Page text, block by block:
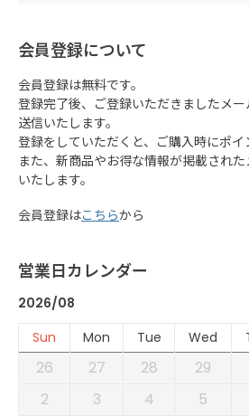
会員登録について
会員登録は無料です。
登録完了後、ご登録いただきましたメ
送信いたします。
登録をしていただくと、ご購入時にポイ
また、新商品やお得な情報が掲載され
いたします。
会員登録はこちらから
営業日カレンダー
2026/08
Sun
Mon Tue Wed
26 27 28 29
2
3 4 5